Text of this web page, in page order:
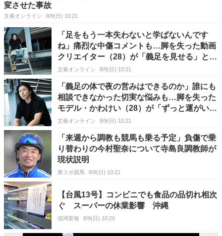
変させた事故
文春オンライン 8/9(日) 10:21
「足をもう一本失わないと学ばないんです
ね」痛烈な中傷コメントも…脚を失った動画
クリエイター（28）が「義足を見せる」と決
めるまで
文春オンライン 8/9(日) 10:21
「義足の体で夜の営みはできるのか」誰にも
相談できなかった切実な悩みも…脚を失った
モデル・かわけい（28）が「ずっと運がい
い」と言えるワケ
文春オンライン 8/9(日) 10:21
「来週から調教も競馬も乗る予定」負傷で乗
り替わりの今村聖奈について寺島良調教師が
現状説明
東スポ競馬 8/9(日) 10:21
【台風13号】コンビニでも食品の品切れ相次
ぐ スーパーの休業影響 沖縄
琉球新報 8/9(日) 10:20